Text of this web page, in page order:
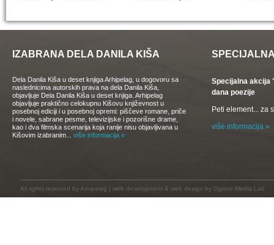
IZABRANA DELA DANILA KIŠA
Dela Danila Kiša u deset knjiga Arhipelag, u dogovoru sa
naslednicima autorskih prava na dela Danila Kiša,
objavljuje Dela Danila Kiša u deset knjiga. Arhipelag
objavljuje praktično celokupnu Kišovu književnost u
posebnoj ediciji i u posebnoj opremi: piščeve romane, priče
i novele, sabrane pesme, televizijske i pozorišne drame,
kao i dva filmska scenarija koja ranije nisu objavljivana u
Kišovim izabranim... više informacija »
Specijalna akcija
dana poezije
Peti element... za
više informacija »
All rights reserved by Arhipelag | web development & web design by Ogitive Media Lab